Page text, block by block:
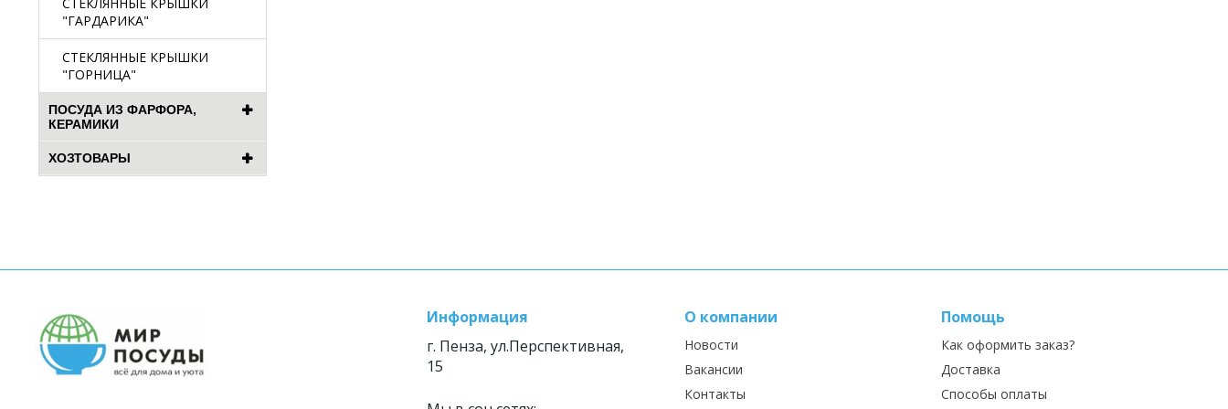
"ГАРДАРИКА"
СТЕКЛЯННЫЕ КРЫШКИ
"ГОРНИЦА"
ПОСУДА ИЗ ФАРФОРА,
КЕРАМИКИ
ХОЗТОВАРЫ
Информация
г. Пенза, ул.Перспективная,
15
О компании
Новости
Вакансии
Контакты
Помощь
Как оформить заказ?
Доставка
Способы оплаты